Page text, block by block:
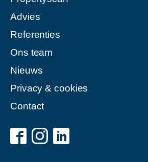
Advies
Referenties
Ons team
Nieuws
Privacy & cookies
Contact